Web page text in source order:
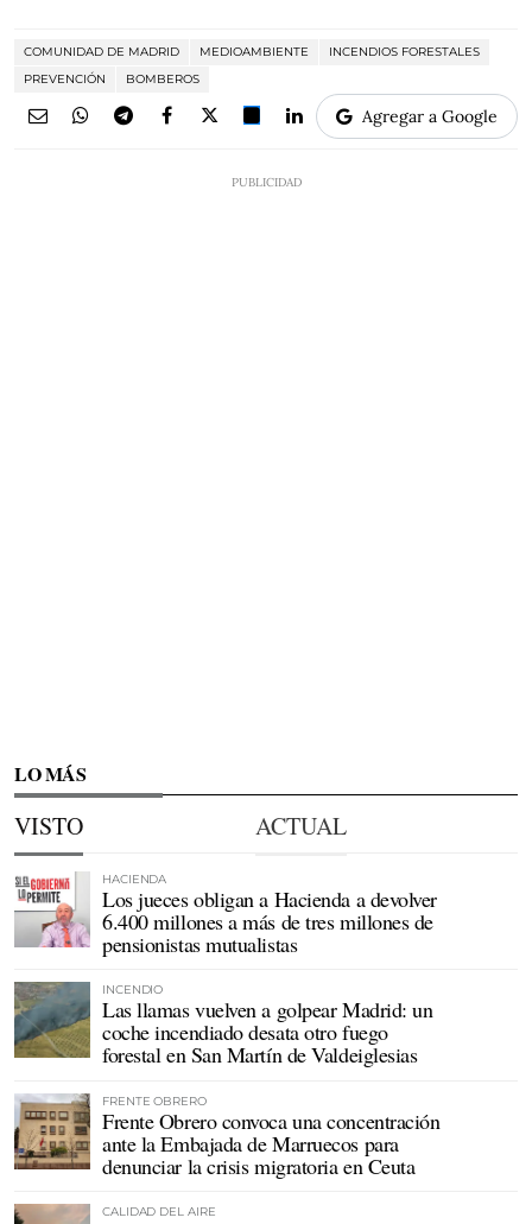
COMUNIDAD DE MADRID MEDIOAMBIENTE
INCENDIOS FORESTALES
PREVENCIÓN
BOMBEROS
Agregar a Google
LO MÁS
VISTO ACTUAL
HACIENDA
Los jueces obligan a Hacienda a devolver
6.400 millones a más de tres millones de
pensionistas mutualistas
INCENDIO
Las llamas vuelven a golpear Madrid: un
coche incendiado desata otro fuego
forestal en San Martín de Valdeiglesias
FRENTE OBRERO
Frente Obrero convoca una concentración
ante la Embajada de Marruecos para
denunciar la crisis migratoria en Ceuta
CALIDAD DEL AIRE